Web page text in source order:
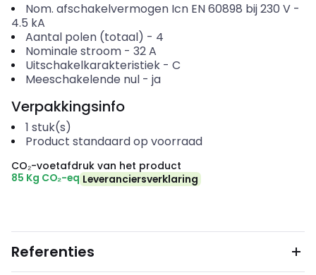
Nom. afschakelvermogen Icn EN 60898 bij 230 V-
4.5 kA
Aantal polen (totaal) - 4
Nominale stroom- 32A
Uitschakelkarakteristiek- C
Meeschakelende nul- ja
Verpakkingsinfo
1 stuk(s)
Product standaard op voorraad
CO₂-voetafdruk van het product
85 Kg CO₂-eq Leveranciersverklaring
Referenties